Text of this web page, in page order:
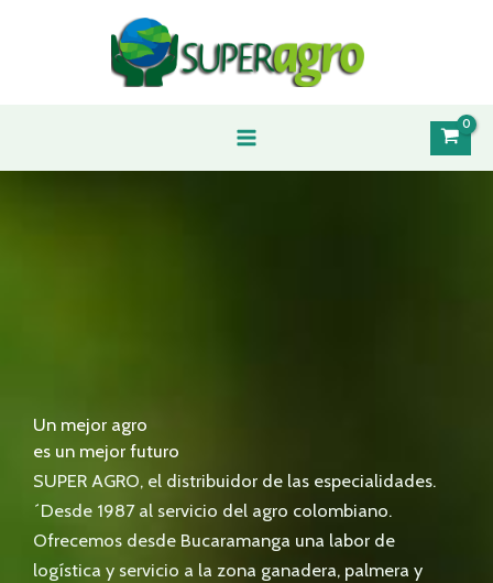
Un mejor agro
es un mejor futuro
SUPER AGRO, el distribuidor de las especialidades.
´Desde 1987 al servicio del agro colombiano.
Ofrecemos desde Bucaramanga una labor de
logística y servicio a la zona ganadera, palmera y